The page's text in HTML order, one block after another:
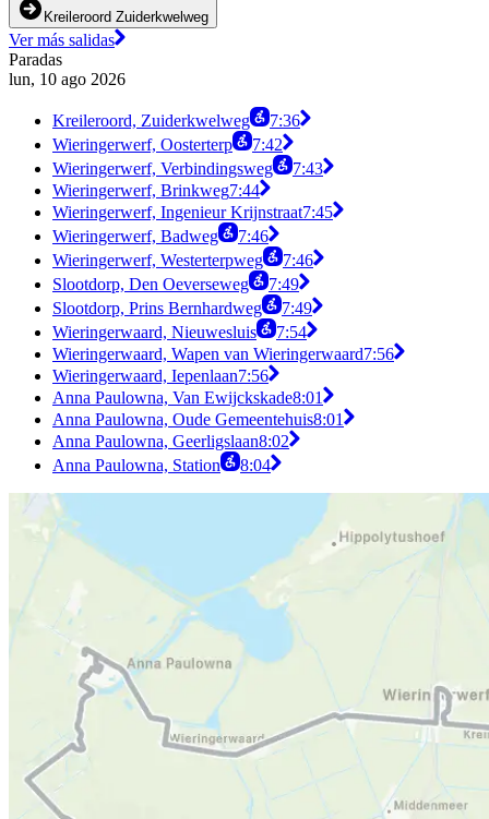
Kreileroord Zuiderkwelweg
Ver más salidas
Paradas
lun, 10 ago 2026
Kreileroord, Zuiderkwelweg
7:36
Wieringerwerf, Oosterterp
7:42
Wieringerwerf, Verbindingsweg
7:43
Wieringerwerf, Brinkweg7:44
Wieringerwerf, Ingenieur Krijnstraat7:45
Wieringerwerf, Badweg
7:46
Wieringerwerf, Westerterpweg
7:46
Slootdorp, Den Oeverseweg
7:49
Slootdorp, Prins Bernhardweg
7:49
Wieringerwaard, Nieuwesluis
7:54
Wieringerwaard, Wapen van Wieringerwaard7:56
Wieringerwaard, Iepenlaan7:56
Anna Paulowna, Van Ewijckskade8:01
Anna Paulowna, Oude Gemeentehuis8:01
Anna Paulowna, Geerligslaan8:02
Anna Paulowna, Station
8:04